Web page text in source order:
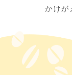
かけが